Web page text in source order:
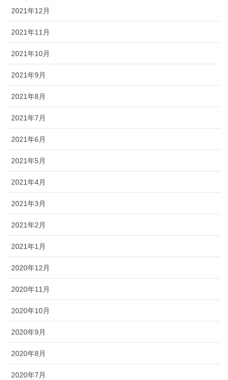
2021年12月
2021年11月
2021年10月
2021年9月
2021年8月
2021年7月
2021年6月
2021年5月
2021年4月
2021年3月
2021年2月
2021年1月
2020年12月
2020年11月
2020年10月
2020年9月
2020年8月
2020年7月